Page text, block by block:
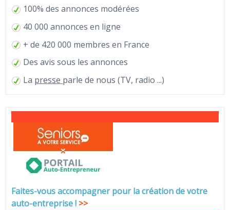
100% des annonces modérées
40 000 annonces en ligne
+ de 420 000 membres en France
Des avis sous les annonces
La presse parle de nous (TV, radio ...)
Faites-vous accompagner pour la création de votre
auto-entreprise! >>